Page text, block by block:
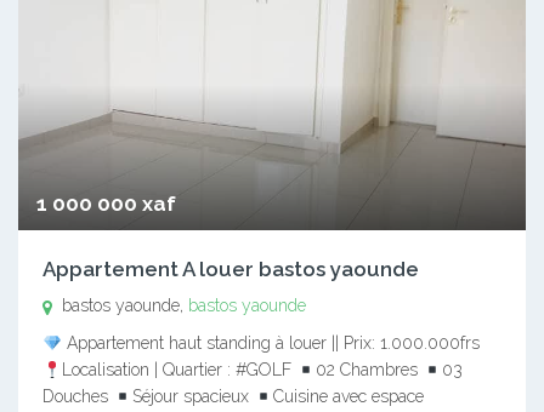
1 000 000 xaf
Appartement A louer bastos yaounde
bastos yaounde, bastos yaounde
Appartement haut standing à louer || Prix: 1.000.000frs
Localisation | Quartier : #GOLF
02 Chambres
03
Douches
Séjour spacieux
Cuisine avec espace